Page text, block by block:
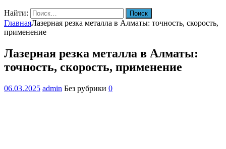
Найти:
ГлавнаяЛазерная резка металла в Алматы: точность, скорость,
применение
Лазерная резка металла в Алматы:
точность, скорость, применение
06.03.2025 admin Без рубрики 0